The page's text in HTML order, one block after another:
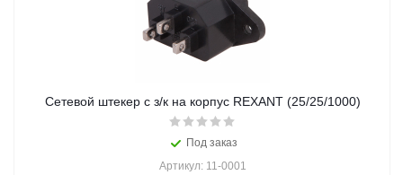
Cетевой штекер с з/к на корпус REXANT (25/25/1000)
Под заказ
Артикул: 11-0001